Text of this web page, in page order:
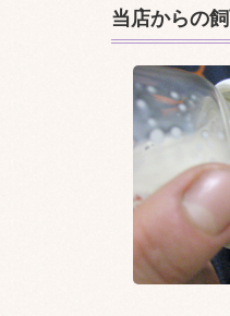
当店からの